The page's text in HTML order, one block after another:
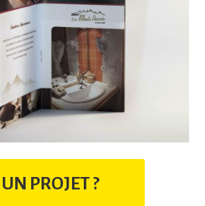
UN PROJET ?